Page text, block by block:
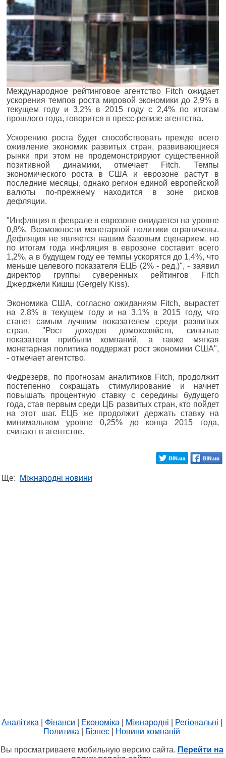
Международное рейтинговое агентство Fitch ожидает
ускорения темпов роста мировой экономики до 2,9% в
текущем году и 3,2% в 2015 году с 2,4% по итогам
прошлого года, говорится в пресс-релизе агентства.
Ускорению роста будет способствовать прежде всего
оживление экономик развитых стран, развивающиеся
рынки при этом не продемонстрируют существенной
позитивной динамики, отмечает Fitch. Темпы
экономического роста в США и еврозоне растут в
последние месяцы, однако регион единой европейской
валюты по-прежнему находится в зоне рисков
дефляции.
"Инфляция в феврале в еврозоне ожидается на уровне
0,8%. Возможности монетарной политики ограничены.
Дефляция не является нашим базовым сценарием, но
по итогам года инфляция в еврозоне составит всего
1,2%, а в будущем году ее темпы ускорятся до 1,4%, что
меньше целевого показателя ЕЦБ (2% - ред.)", - заявил
директор группы суверенных рейтингов Fitch
Джерджели Кишш (Gergely Kiss).
Экономика США, согласно ожиданиям Fitch, вырастет
на 2,8% в текущем году и на 3,1% в 2015 году, что
станет самым лучшим показателем среди развитых
стран. "Рост доходов домохозяйств, сильные
показатели прибыли компаний, а также мягкая
монетарная политика поддержат рост экономики США",
- отмечает агентство.
Федрезерв, по прогнозам аналитиков Fitch, продолжит
постепенно сокращать стимулирование и начнет
повышать процентную ставку с середины будущего
года, став первым среди ЦБ развитых стран, кто пойдет
на этот шаг. ЕЦБ же продолжит держать ставку на
минимальном уровне 0,25% до конца 2015 года,
считают в агентстве.
Ще: Міжнародні новини
Аналітика Фінанси Економіка Міжнародні Регіональні
Политика
Бізнес Новини компаній
Вы просматриваете мобильную версию сайта. Перейти на